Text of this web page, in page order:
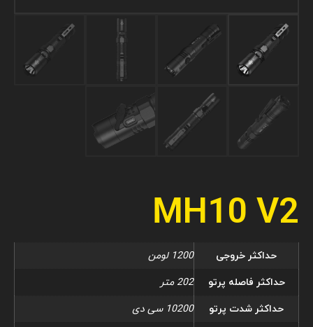
MH10 V2
حداکثر خروجی
1200 لومن
حداکثر فاصله پرتو
202 متر
حداکثر شدت پرتو
10200 سی دی